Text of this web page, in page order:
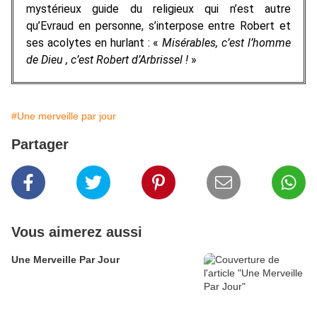
mystérieux guide du religieux qui n’est autre
qu’Evraud en personne, s’interpose entre Robert et
ses acolytes en hurlant : «Misérables, c’est l’homme
de Dieu , c’est Robert d’Arbrissel ! »
#Une merveille par jour
Partager
Vous aimerez aussi
Une Merveille Par Jour